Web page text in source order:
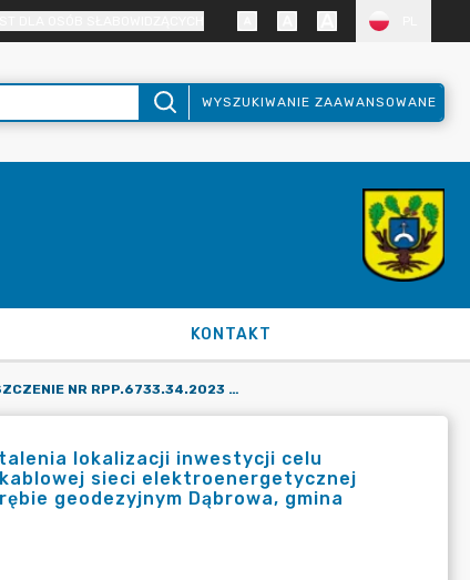
WYSZUKIWANIE ZAAWANSOWANE
KONTAKT
OBWIESZCZENIE NR RPP.6733.34.2023 O WYDANIU DECYZJI USTALENIA LOKALIZACJI INWESTYCJI CELU PUBLICZNEGO DLA PRZEDSIĘWZIĘCIA POLEGAJĄCEGO NA BUDOWIE KABLOWEJ SIECI ELEKTROENERGETYCZNEJ SN-15 KV NA CZĘŚCI DZIAŁKI O NR EWID. 416/3, POŁOŻONEJ W OBRĘBIE GEODEZYJNYM DĄBROWA, GMINA DOPIEWO.
lokalizacji inwestycji celu
sieci elektroenergetycznej
geodezyjnym Dąbrowa, gmina